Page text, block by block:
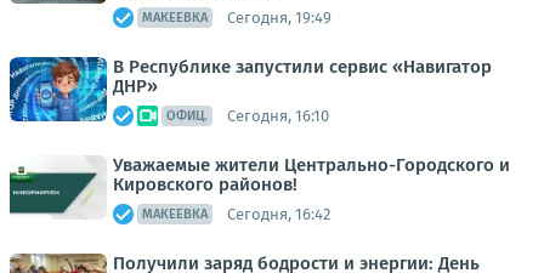
МАКЕЕВКА Сегодня, 19:49
В Республике запустили сервис «Навигатор
ДНР»
ОФИЦ. Сегодня, 16:10
Уважаемые жители Центрально-Городского и
Кировского районов!
МАКЕЕВКА Сегодня, 16:42
Получили заряд бодрости и энергии: День